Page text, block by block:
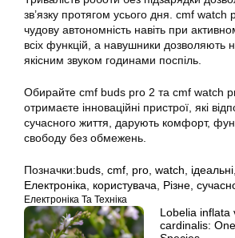
зв’язку протягом усього дня. cmf watch
чудову автономність навіть при
всіх функцій, а навушники дозволяють
якісним звуком годинами поспіль.
Обирайте cmf buds pro 2 та cmf watch
отримаєте інноваційні пристрої, які
сучасного життя, дарують комфорт,
свободу без обмежень.
Позначки:buds cmf pro watch ідеальні
Електроніка
користувача Різне
Електроніка Та Техніка
Lobelia inflata
cardinalis: